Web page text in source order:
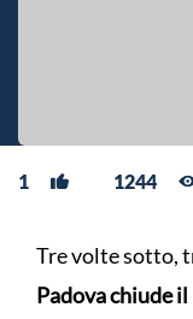
1 1244
Tre volte sotto,
Padova chiude